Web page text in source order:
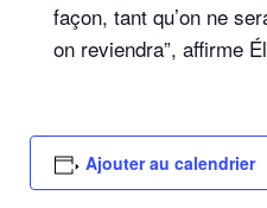
façon, tant qu’on ne
on reviendra”, affirme
Ajouter au calendrier